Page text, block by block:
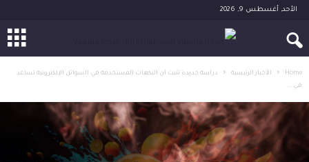
الأحد, أغسطس 9, 2026
Home الأخبار الرئيسية
دراسة جديدة تثبت أن النكهات المستخدمة في السوائل الإلكترونية تساعد
في...